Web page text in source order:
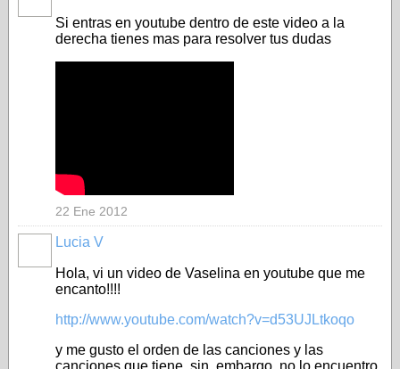
Si entras en youtube dentro de este video a la
derecha tienes mas para resolver tus dudas
22 Ene 2012
Lucia V
Hola, vi un video de Vaselina en youtube que me
encanto!!!!
http://www.youtube.com/watch?v=d53UJLtkoqo
y me gusto el orden de las canciones y las
canciones que tiene, sin embargo, no lo encuentro